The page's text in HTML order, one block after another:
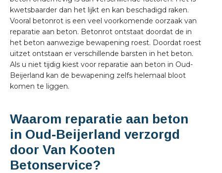
kwetsbaarder dan het lijkt en kan beschadigd raken.
Vooral betonrot is een veel voorkomende oorzaak van
reparatie aan beton. Betonrot ontstaat doordat de in
het beton aanwezige bewapening roest. Doordat roest
uitzet ontstaan er verschillende barsten in het beton.
Als u niet tijdig kiest voor reparatie aan beton in Oud-
Beijerland kan de bewapening zelfs helemaal bloot
komen te liggen.
Waarom reparatie aan beton
in Oud-Beijerland verzorgd
door Van Kooten
Betonservice?